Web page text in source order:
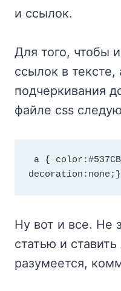
и ссылок.
Для того, чтобы
ссылок в тексте,
подчеркивания
файле css
decoration:none;}
Ну вот и все. Не
статью и
разумеется,